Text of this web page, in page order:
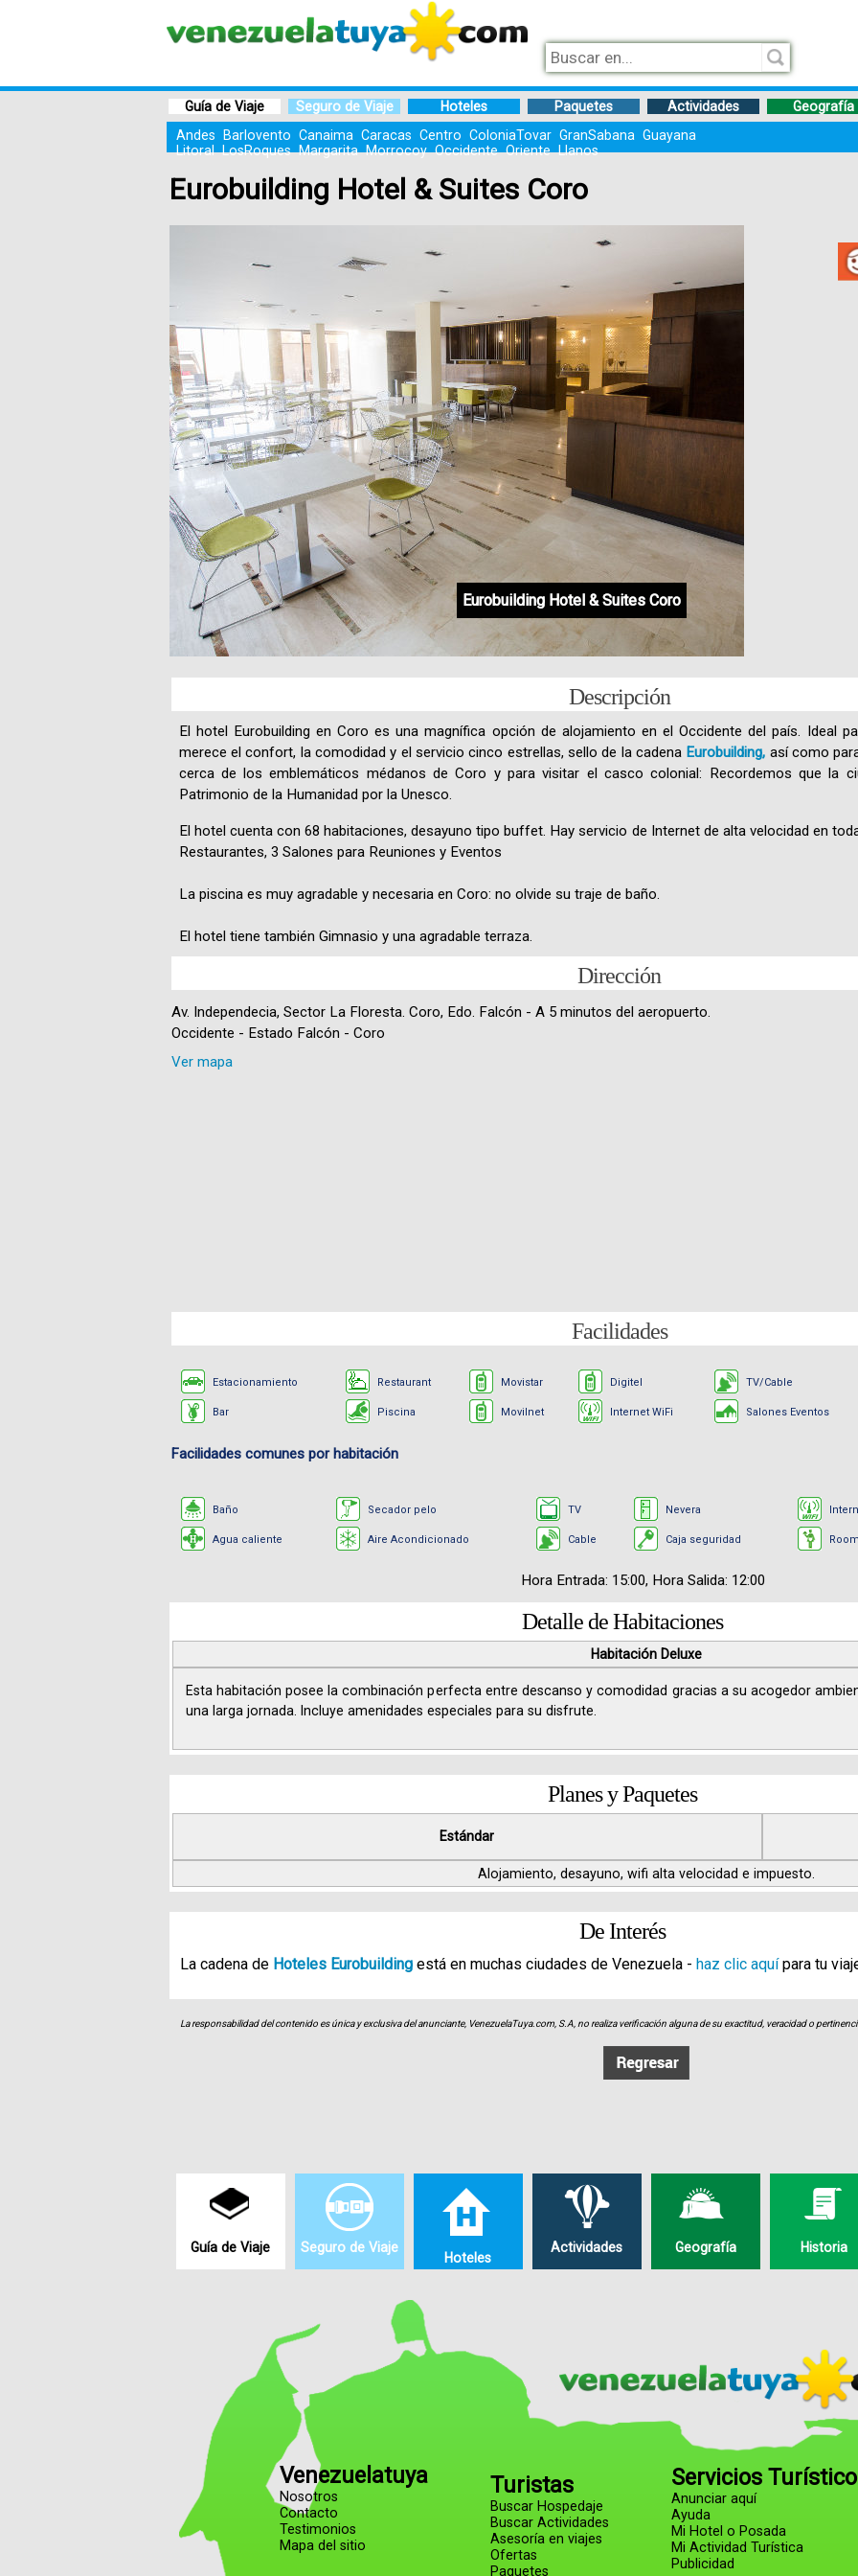
Guía de Viaje Seguro de Viaje Hoteles Paquetes Actividades Geografía
Andes
Barlovento Canaima Caracas Centro ColoniaTovar GranSabana Guayana
Litoral LosRoques Margarita Morrocoy Occidente Oriente Llanos
Eurobuilding Hotel & Suites Coro
Eurobuilding Hotel & Suites Coro
Eurobuilding Hotel & Suites Coro
Eurobuilding Hotel & Suites Coro
Eurobuilding Hotel & Suites Coro
Eurobuilding Hotel & Suites Coro
Eurobuilding Hotel & Suites Coro
Descripción
El hotel Eurobuilding en Coro es una magnífica opción de alojamiento en el Occidente del país. Ideal
merece el confort, la comodidad y el servicio cinco estrellas, sello de la cadena Eurobuilding, así como
cerca de los emblemáticos médanos de Coro y para visitar el casco colonial: Recordemos que la
Patrimonio de la Humanidad por la Unesco.
El hotel cuenta con 68 habitaciones, desayuno tipo buffet. Hay servicio de Internet de alta velocidad en
Restaurantes, 3 Salones para Reuniones y Eventos
La piscina es muy agradable y necesaria en Coro: no olvide su traje de baño.
El hotel tiene también Gimnasio y una agradable terraza.
Dirección
Av. Independecia, Sector La Floresta. Coro, Edo. Falcón - A 5 minutos del aeropuerto.
Occidente - Estado Falcón - Coro
Ver mapa
Facilidades
Estacionamiento
Bar
Restaurant
Piscina
Movistar
Movilnet
Digitel
Internet WiFi
TV/Cable
Salones Eventos
Facilidades comunes por habitación
Baño
Agua caliente
Secador pelo
Aire Acondicionado
TV
Cable
Nevera
Caja seguridad
Hora Entrada: 15:00, Hora Salida: 12:00
Detalle de Habitaciones
Habitación Deluxe
Esta habitación posee la combinación perfecta entre descanso y comodidad gracias a su acogedor
una larga jornada. Incluye amenidades especiales para su disfrute.
Planes y Paquetes
Estándar
Alojamiento, desayuno, wifi alta velocidad e impuesto.
De Interés
La cadena de Hoteles Eurobuilding está en muchas ciudades de Venezuela - haz clic aquípara tu
La responsabilidad del contenido es única y exclusiva del anunciante, VenezuelaTuya.com, S.A, no realiza verificación alguna de su exactitud, veracidad o
Guía de Viaje Seguro de Viaje
Hoteles
Actividades Geografía Historia
Venezuelatuya
Nosotros
Contacto
Testimonios
Mapa del sitio
Turistas
Buscar Hospedaje
Buscar Actividades
Asesoría en viajes
Ofertas
Paquetes
Servicios
Anunciar aquí
Ayuda
Mi Hotel o Posada
Mi Actividad Turística
Publicidad